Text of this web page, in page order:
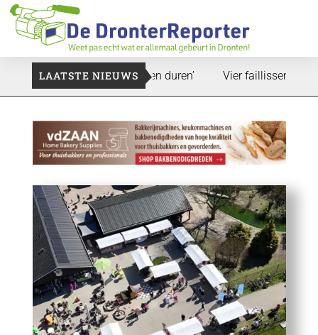
LAATSTE NIEUWS
zal ook nog wel even duren’ Vier faillissementen in